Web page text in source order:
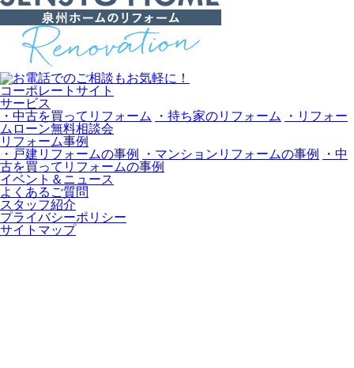
コーポレートサイト
サービス
・中古を買ってリフォーム
・持ち家のリフォーム
・リフォー
ムローン無料相談会
リフォーム事例
・戸建リフォームの事例
・マンションリフォームの事例
・中
古を買ってリフォームの事例
イベント＆ニュース
よくあるご質問
スタッフ紹介
プライバシーポリシー
サイトマップ